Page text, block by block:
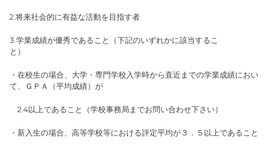
2.将来社会的に有益な活動を目指す者
3.学業成績が優秀であること（下記のいずれかに該当するこ
と）
・在校生の場合、大学・専門学校入学時から直近までの学業成績におい
て、ＧＰＡ（平均成績）が
2.4以上であること（学校事務局までお問い合わせ下さい）
・新入生の場合、高等学校等における評定平均が３．５以上であること